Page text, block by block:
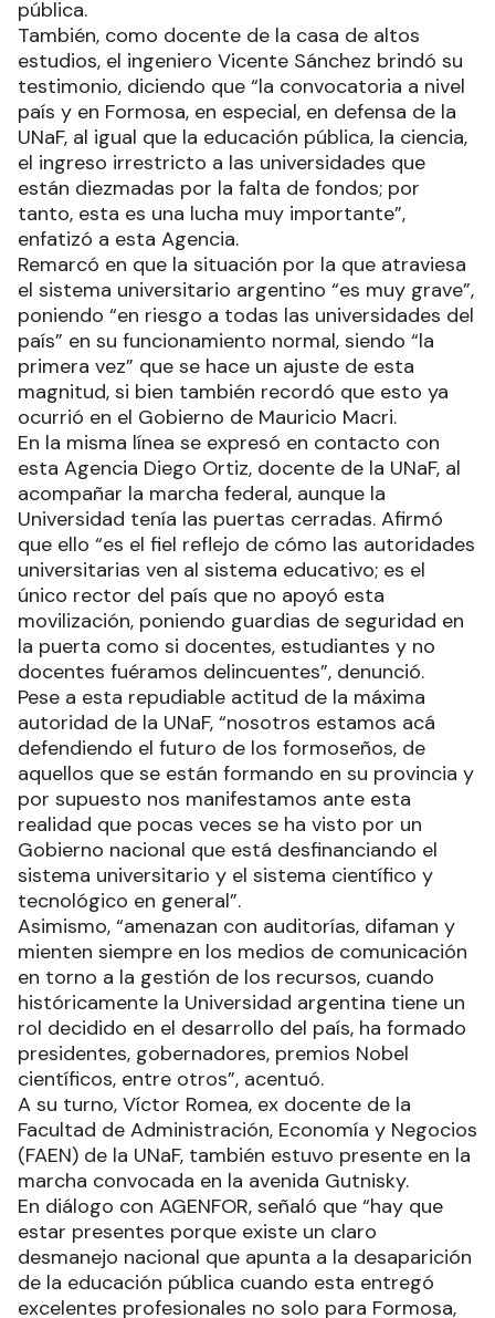
pública.
También, como docente de la casa de altos
estudios, el ingeniero Vicente Sánchez brindó su
testimonio, diciendo que “la convocatoria a nivel
país y en Formosa, en especial, en defensa de la
UNaF, al igual que la educación pública, la ciencia,
el ingreso irrestricto a las universidades que
están diezmadas por la falta de fondos; por
tanto, esta es una lucha muy importante”,
enfatizó a esta Agencia.
Remarcó en que la situación por la que atraviesa
el sistema universitario argentino “es muy grave”,
poniendo “en riesgo a todas las universidades del
país” en su funcionamiento normal, siendo “la
primera vez” que se hace un ajuste de esta
magnitud, si bien también recordó que esto ya
ocurrió en el Gobierno de Mauricio Macri.
En la misma línea se expresó en contacto con
esta Agencia Diego Ortiz, docente de la UNaF, al
acompañar la marcha federal, aunque la
Universidad tenía las puertas cerradas. Afirmó
que ello “es el fiel reflejo de cómo las autoridades
universitarias ven al sistema educativo; es el
único rector del país que no apoyó esta
movilización, poniendo guardias de seguridad en
la puerta como si docentes, estudiantes y no
docentes fuéramos delincuentes”, denunció.
Pese a esta repudiable actitud de la máxima
autoridad de la UNaF, “nosotros estamos acá
defendiendo el futuro de los formoseños, de
aquellos que se están formando en su provincia y
por supuesto nos manifestamos ante esta
realidad que pocas veces se ha visto por un
Gobierno nacional que está desfinanciando el
sistema universitario y el sistema científico y
tecnológico en general”.
Asimismo, “amenazan con auditorías, difaman y
mienten siempre en los medios de comunicación
en torno a la gestión de los recursos, cuando
históricamente la Universidad argentina tiene un
rol decidido en el desarrollo del país, ha formado
presidentes, gobernadores, premios Nobel
científicos, entre otros”, acentuó.
A su turno, Víctor Romea, ex docente de la
Facultad de Administración, Economía y Negocios
(FAEN) de la UNaF, también estuvo presente en la
marcha convocada en la avenida Gutnisky.
En diálogo con AGENFOR, señaló que “hay que
estar presentes porque existe un claro
desmanejo nacional que apunta a la desaparición
de la educación pública cuando esta entregó
excelentes profesionales no solo para Formosa,